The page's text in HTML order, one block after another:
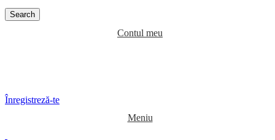
Search
Contul meu
Înregistreză-te
Meniu